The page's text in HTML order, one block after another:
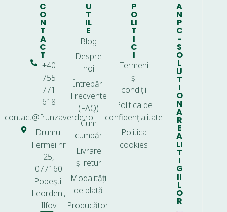
C
O
N
T
A
C
T
+40
755
771
618
contact@frunzaverde.ro
Drumul
Fermei nr.
25,
077160
Popești-
Leordeni,
Ilfov
U
T
IL
E
Blog
Despre
noi
Întrebări
Frecvente
(FAQ)
Cum
cumpăr
Livrare
și retur
Modalități
de plată
Producători
P
O
LI
T
I
C
I
Termeni
și
condiții
Politica de
confidențialitate
Politica
cookies
A
N
P
C
-
S
O
L
U
T
I
O
N
A
R
E
A
LI
T
I
G
II
L
O
R